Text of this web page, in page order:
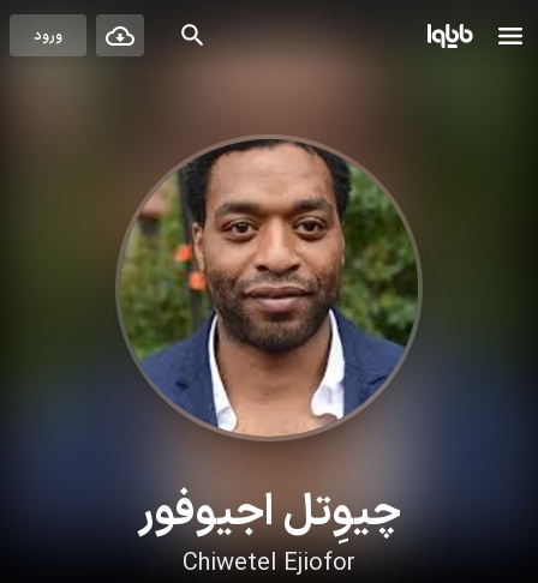
ورود
چیوِتل اجیوفور
Chiwetel Ejiofor